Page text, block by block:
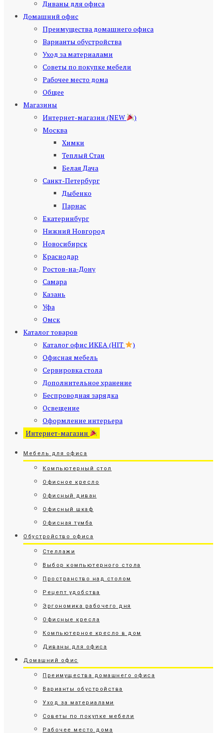
Диваны для офиса
Домашний офис
Преимущества домашнего офиса
Варианты обустройства
Уход за материалами
Советы по покупке мебели
Рабочее место дома
Общее
Магазины
Интернет-магазин (NEW
)
Москва
Химки
Теплый Стан
Белая Дача
Санкт-Петербург
Дыбенко
Парнас
Екатеринбург
Нижний Новгород
Новосибирск
Краснодар
Ростов-на-Дону
Самара
Казань
Уфа
Омск
Каталог товаров
Каталог офис ИКЕА (HIT
)
Офисная мебель
Сервировка стола
Дополнительное хранение
Беспроводная зарядка
Освещение
Оформление интерьера
Интернет-магазин
Мебель для офиса
Компьютерный стол
Офисное кресло
Офисный диван
Офисный шкаф
Офисная тумба
Обустройство офиса
Стеллажи
Выбор компьютерного стола
Пространство над столом
Рецепт удобства
Эргономика рабочего дня
Офисные кресла
Компьютерное кресло в дом
Диваны для офиса
Домашний офис
Преимущества домашнего офиса
Варианты обустройства
Уход за материалами
Советы по покупке мебели
Рабочее место дома